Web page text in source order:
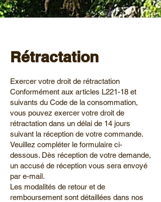
Rétractation
Exercer votre droit de rétractation
Conformément aux articles L221-18 et
suivants du Code de la consommation,
vous pouvez exercer votre droit de
rétractation dans un délai de 14 jours
suivant la réception de votre commande.
Veuillez compléter le formulaire ci-
dessous. Dès réception de votre demande,
un accusé de réception vous sera envoyé
par e-mail.
Les modalités de retour et de
remboursement sont détaillées dans nos